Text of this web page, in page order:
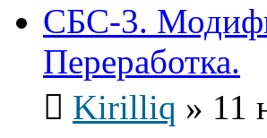
СБС-3.
Переработка.
Kirilliq » 11